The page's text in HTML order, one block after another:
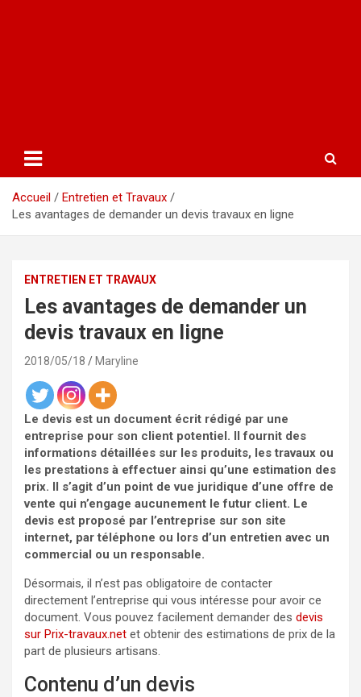
Accueil
Entretien et Travaux
Les avantages de demander un devis travaux en ligne
ENTRETIEN ET TRAVAUX
Les avantages de demander un
devis travaux en ligne
2018/05/18 Maryline
Le devis est un document écrit rédigé par une
entreprise pour son client potentiel. Il fournit des
informations détaillées sur les produits, les travaux ou
les prestations à effectuer ainsi qu’une estimation des
prix. Il s’agit d’un point de vue juridique d’une offre de
vente qui n’engage aucunement le futur client. Le
devis est proposé par l’entreprise sur son site
internet, par téléphone ou lors d’un entretien avec un
commercial ou un responsable.
Désormais, il n’est pas obligatoire de contacter
directement l’entreprise qui vous intéresse pour avoir ce
document. Vous pouvez facilement demander des devis
sur Prix-travaux.net et obtenir des estimations de prix de la
part de plusieurs artisans.
Contenu d’un devis